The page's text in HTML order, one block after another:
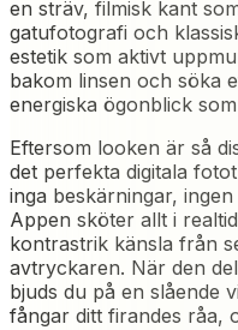
en sträv, filmisk kant
gatufotografi och
estetik som aktivt
bakom linsen och söka
energiska ögonblick
Eftersom looken är så
det perfekta digitala
inga beskärningar,
Appen sköter allt i
kontrastrik känsla från
avtryckaren. När den
bjuds du på en slående
fångar ditt firandes råa,